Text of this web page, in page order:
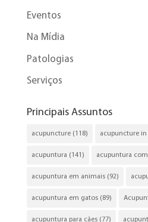
Eventos
Na Mídia
Patologias
Serviços
Principais Assuntos
acupuncture(118) acupuncture
acupuntura (141) acupuntura
acupuntura em animais(92)
acupuntura em gatos(89)
acupuntura para cães(77)